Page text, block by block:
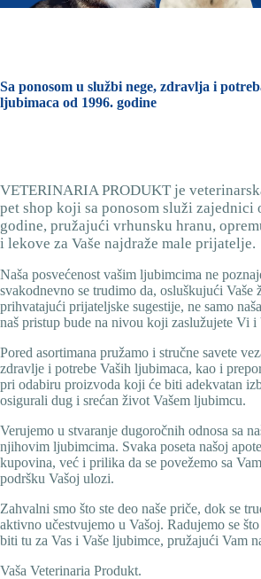
Sa ponosom u službi nege, zdravlja i
ljubimaca od 1996. godine
VETERINARIA PRODUKT je
pet shop koji sa ponosom služi zajednici
godine, pružajući vrhunsku hranu,
i lekove za Vaše najdraže male prijatelje.
Naša posvećenost vašim ljubimcima ne
svakodnevno se trudimo da, osluškujući Vaše
prihvatajući prijateljske sugestije, ne samo
naš pristup bude na nivou koji zaslužujete Vi
Pored asortimana pružamo i stručne savete
zdravlje i potrebe Vaših ljubimaca, kao i
pri odabiru proizvoda koji će biti adekvatan
osigurali dug i srećan život Vašem ljubimcu.
Verujemo u stvaranje dugoročnih odnosa sa
njihovim ljubimcima. Svaka poseta našoj
kupovina, već i prilika da se povežemo sa
podršku Vašoj ulozi.
Zahvalni smo što ste deo naše priče, dok se
aktivno učestvujemo u Vašoj. Radujemo se
biti tu za Vas i Vaše ljubimce, pružajući Vam
Vaša Veterinaria Produkt.